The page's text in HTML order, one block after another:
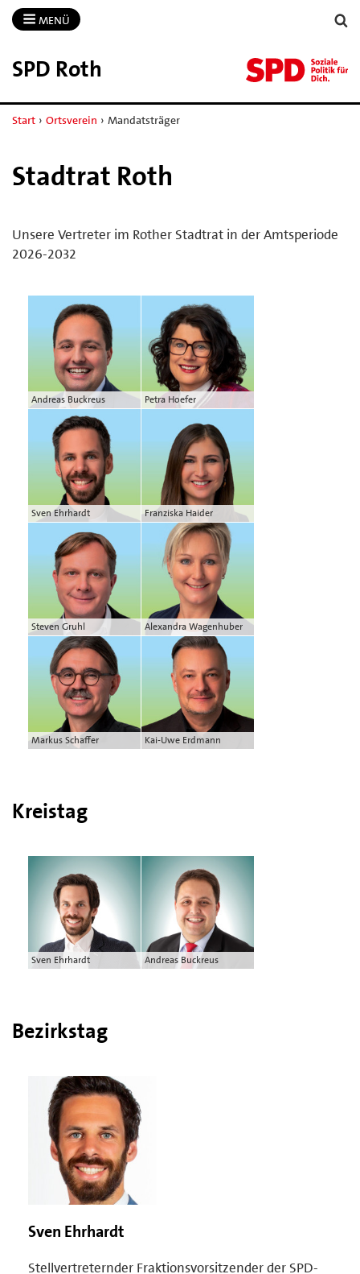
MENÜ
SPD Roth
Start › Ortsverein › Mandatsträger
Stadtrat Roth
Unsere Vertreter im Rother Stadtrat in der Amtsperiode
2026-2032
Andreas Buckreus Petra Hoefer
Sven Ehrhardt Franziska Haider
Steven Gruhl Alexandra Wagenhuber
Markus Schaffer Kai-Uwe Erdmann
Kreistag
Sven Ehrhardt Andreas Buckreus
Bezirkstag
Sven Ehrhardt
Stellvertreternder Fraktionsvorsitzender der SPD-